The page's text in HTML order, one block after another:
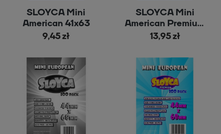
SLOYCA Mini
American 41x63
9,45 zł
SLOYCA Mini
American Premium
41x63
13,95 zł